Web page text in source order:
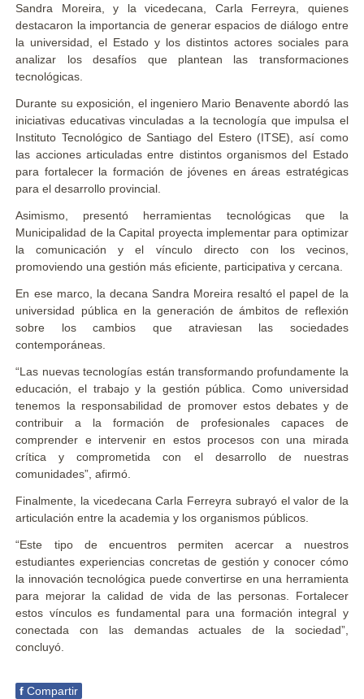
Sandra Moreira, y la vicedecana, Carla Ferreyra, quienes
destacaron la importancia de generar espacios de diálogo entre
la universidad, el Estado y los distintos actores sociales para
analizar los desafíos que plantean las transformaciones
tecnológicas.
Durante su exposición, el ingeniero Mario Benavente abordó las
iniciativas educativas vinculadas a la tecnología que impulsa el
Instituto Tecnológico de Santiago del Estero (ITSE), así como
las acciones articuladas entre distintos organismos del Estado
para fortalecer la formación de jóvenes en áreas estratégicas
para el desarrollo provincial.
Asimismo, presentó herramientas tecnológicas que la
Municipalidad de la Capital proyecta implementar para optimizar
la comunicación y el vínculo directo con los vecinos,
promoviendo una gestión más eficiente, participativa y cercana.
En ese marco, la decana Sandra Moreira resaltó el papel de la
universidad pública en la generación de ámbitos de reflexión
sobre los cambios que atraviesan las sociedades
contemporáneas.
“Las nuevas tecnologías están transformando profundamente la
educación, el trabajo y la gestión pública. Como universidad
tenemos la responsabilidad de promover estos debates y de
contribuir a la formación de profesionales capaces de
comprender e intervenir en estos procesos con una mirada
crítica y comprometida con el desarrollo de nuestras
comunidades”, afirmó.
Finalmente, la vicedecana Carla Ferreyra subrayó el valor de la
articulación entre la academia y los organismos públicos.
“Este tipo de encuentros permiten acercar a nuestros
estudiantes experiencias concretas de gestión y conocer cómo
la innovación tecnológica puede convertirse en una herramienta
para mejorar la calidad de vida de las personas. Fortalecer
estos vínculos es fundamental para una formación integral y
conectada con las demandas actuales de la sociedad”,
concluyó.
f Compartir